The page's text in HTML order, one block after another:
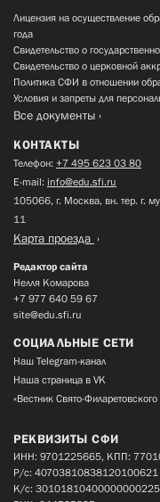
Лицензия на осуществление
года
Свидетельство о
Свидетельство о церковной
Политика СФИ в отношении
Условия и запреты для
Все документы
КОНТАКТЫ
Телефон: +7 495 623 03 80
E-mail: info@edu.sfi.ru
105066, г. Москва, вн. тер. г.
11
Карта проезда
Редактор сайта
Нелля Комарова
+7 977 640 59 67
site@edu.sfi.ru
СОЦИАЛЬНЫЕ СЕТИ
Наш Telegram-канал
Наша страница в VK
«Вестник Свято-
РЕКВИЗИТЫ СФИ
ИНН: 9701225665, КПП:
Р/с: 40703810838120100621
К/с: 30101810400000000225